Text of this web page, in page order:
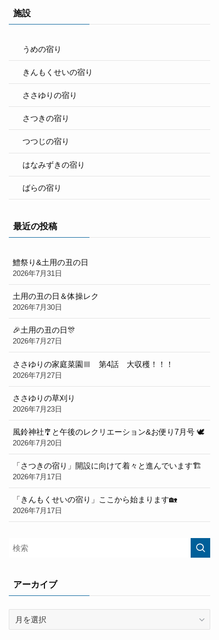
施設
うめの宿り
きんもくせいの宿り
ささゆりの宿り
さつきの宿り
つつじの宿り
はなみずきの宿り
ばらの宿り
最近の投稿
鱧祭り&土用の丑の日
2026年7月31日
土用の丑の日＆体操レク
2026年7月30日
🎉土用の丑の日🎊
2026年7月27日
ささゆりの家庭菜園Ⅲ 第4話 大収穫！！！
2026年7月27日
ささゆりの草刈り
2026年7月23日
風鈴神社🎐と午後のレクリエーション&お便り7月号 🕊
2026年7月20日
「さつきの宿り」開設に向けて着々と進んでいます🏗️
2026年7月17日
「きんもくせいの宿り」ここから始まります🏡
2026年7月17日
アーカイブ